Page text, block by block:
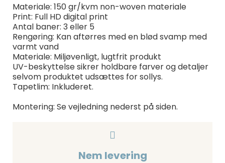
Materiale: 150 gr/kvm non-woven materiale
Print: Full HD digital print
Antal baner: 3 eller 5
Rengøring: Kan aftørres med en blød svamp med
varmt vand
Materiale: Miljøvenligt, lugtfrit produkt
UV-beskyttelse sikrer holdbare farver og detaljer
selvom produktet udsættes for sollys.
Tapetlim: Inkluderet.
Montering: Se vejledning nederst på siden.
Nem levering